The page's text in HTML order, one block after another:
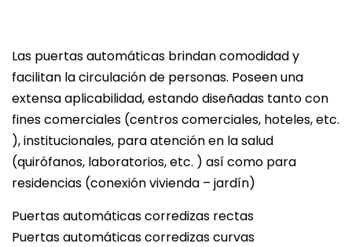
Las puertas automáticas brindan comodidad y
facilitan la circulación de personas. Poseen una
extensa aplicabilidad, estando diseñadas tanto con
fines comerciales (centros comerciales, hoteles, etc.
), institucionales, para atención en la salud
(quirófanos, laboratorios, etc. ) así como para
residencias (conexión vivienda – jardín)
Puertas automáticas corredizas rectas
Puertas automáticas corredizas curvas